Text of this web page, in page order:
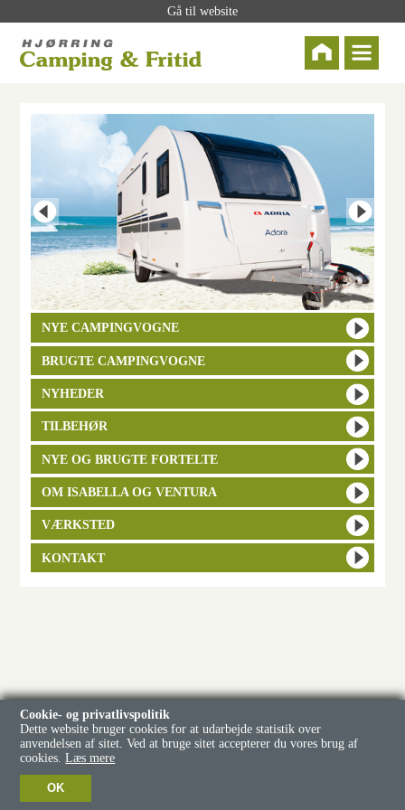
Gå til website
NYE CAMPINGVOGNE
BRUGTE CAMPINGVOGNE
NYHEDER
TILBEHØR
NYE OG BRUGTE FORTELTE
OM ISABELLA OG VENTURA
VÆRKSTED
KONTAKT
Cookie- og privatlivspolitik
Dette website bruger cookies for at udarbejde statistik over
anvendelsen af sitet. Ved at bruge sitet accepterer du vores brug af
cookies. Læs mere